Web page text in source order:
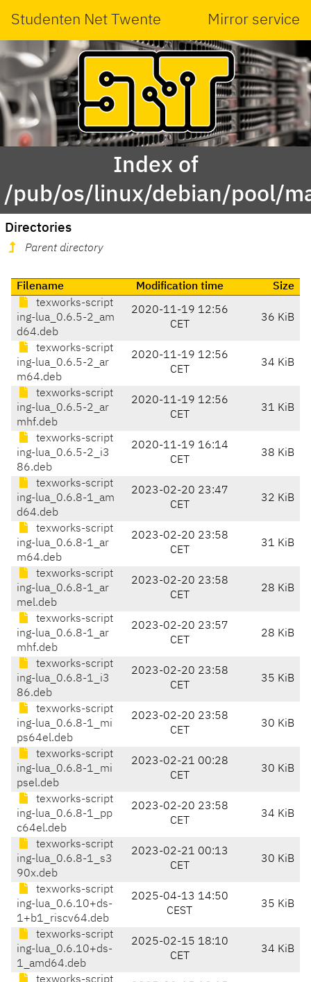
Studenten Net Twente Mirror service
Index of
/pub/os/linux/debian/pool/
Directories
Parent directory
Filename Modification time
Size
texworks-script
ing-lua_0.6.5-2_am
d64.deb
2020-11-19 12:56
CET
36 KiB
texworks-script
ing-lua_0.6.5-2_ar
m64.deb
2020-11-19 12:56
CET
34 KiB
texworks-script
ing-lua_0.6.5-2_ar
mhf.deb
2020-11-19 12:56
CET
31 KiB
texworks-script
ing-lua_0.6.5-2_i3
86.deb
2020-11-19 16:14
CET
38 KiB
texworks-script
ing-lua_0.6.8-1_am
d64.deb
2023-02-20 23:47
CET
32 KiB
texworks-script
ing-lua_0.6.8-1_ar
m64.deb
2023-02-20 23:58
CET
31 KiB
texworks-script
ing-lua_0.6.8-1_ar
mel.deb
2023-02-20 23:58
CET
28 KiB
texworks-script
ing-lua_0.6.8-1_ar
mhf.deb
2023-02-20 23:57
CET
28 KiB
texworks-script
ing-lua_0.6.8-1_i3
86.deb
2023-02-20 23:58
CET
35 KiB
texworks-script
ing-lua_0.6.8-1_mi
ps64el.deb
2023-02-20 23:58
CET
30 KiB
texworks-script
ing-lua_0.6.8-1_mi
psel.deb
2023-02-21 00:28
CET
30 KiB
texworks-script
ing-lua_0.6.8-1_pp
c64el.deb
2023-02-20 23:58
CET
34 KiB
texworks-script
ing-lua_0.6.8-1_s3
90x.deb
2023-02-21 00:13
CET
30 KiB
texworks-script
ing-lua_0.6.10+ds-
1+b1_riscv64.deb
2025-04-13 14:50
CEST
35 KiB
texworks-script
ing-lua_0.6.10+ds-
1_amd64.deb
2025-02-15 18:10
CET
34 KiB